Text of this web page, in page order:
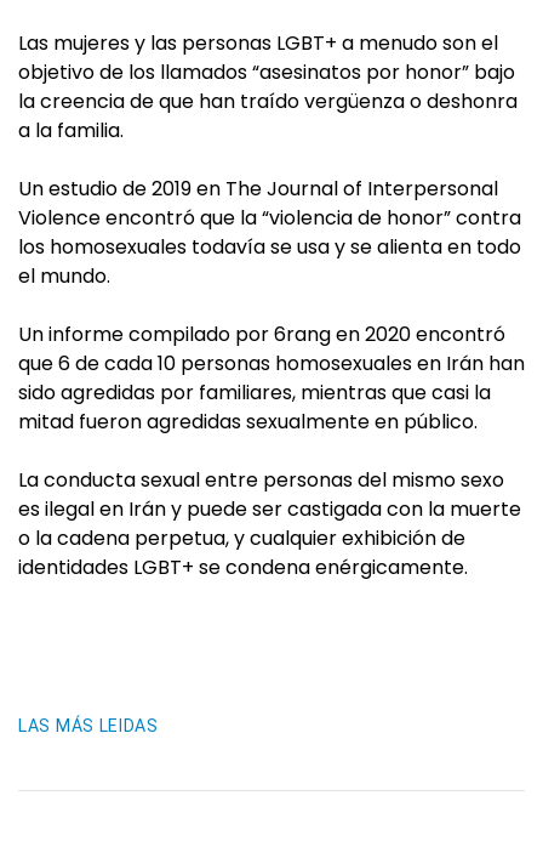
Las mujeres y las personas LGBT+ a menudo son el
objetivo de los llamados “asesinatos por honor” bajo
la creencia de que han traído vergüenza o deshonra
a la familia.
Un estudio de 2019 en The Journal of Interpersonal
Violence encontró que la “violencia de honor” contra
los homosexuales todavía se usa y se alienta en todo
el mundo.
Un informe compilado por 6rang en 2020 encontró
que 6 de cada 10 personas homosexuales en Irán han
sido agredidas por familiares, mientras que casi la
mitad fueron agredidas sexualmente en público.
La conducta sexual entre personas del mismo sexo
es ilegal en Irán y puede ser castigada con la muerte
o la cadena perpetua, y cualquier exhibición de
identidades LGBT+ se condena enérgicamente.
LAS MÁS LEIDAS